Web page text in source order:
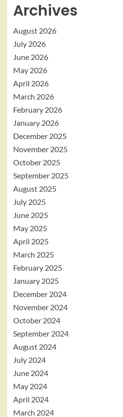
Archives
August 2026
July 2026
June 2026
May 2026
April 2026
March 2026
February 2026
January 2026
December 2025
November 2025
October 2025
September 2025
August 2025
July 2025
June 2025
May 2025
April 2025
March 2025
February 2025
January 2025
December 2024
November 2024
October 2024
September 2024
August 2024
July 2024
June 2024
May 2024
April 2024
March 2024